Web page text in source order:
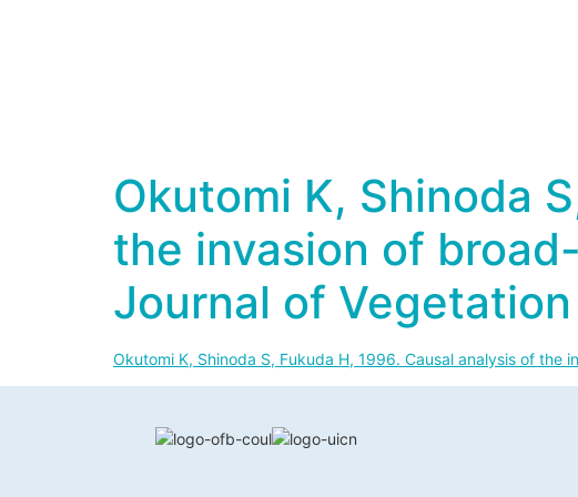
Okutomi K, Shinoda
the invasion of
Journal of
Okutomi K, Shinoda S, Fukuda H, 1996. Causal analysis of